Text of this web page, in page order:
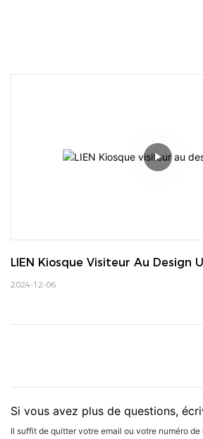
LIEN Kiosque Visiteur Au Design
2024-12-06
Si vous avez plus de questions,
Il suffit de quitter votre email ou votre numéro